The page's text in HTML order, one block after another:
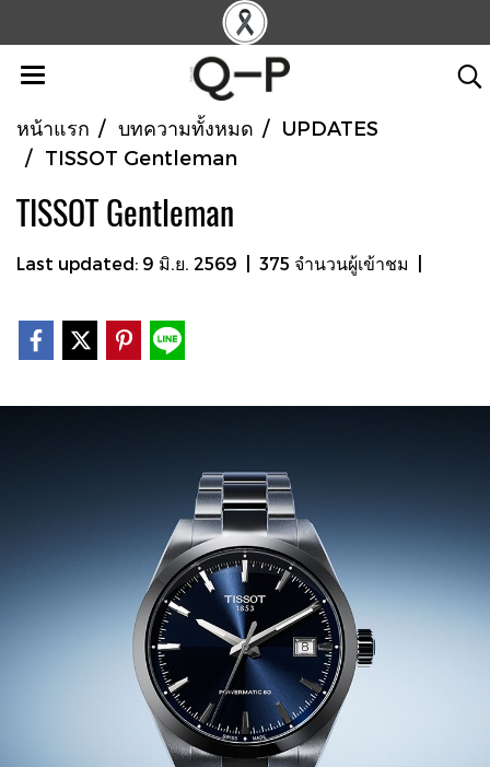
หน้าแรก บทความทั้งหมด
UPDATES
TISSOT Gentleman
TISSOT Gentleman
Last updated: 9 มิ.ย. 2569 375 จำนวนผู้เข้าชม